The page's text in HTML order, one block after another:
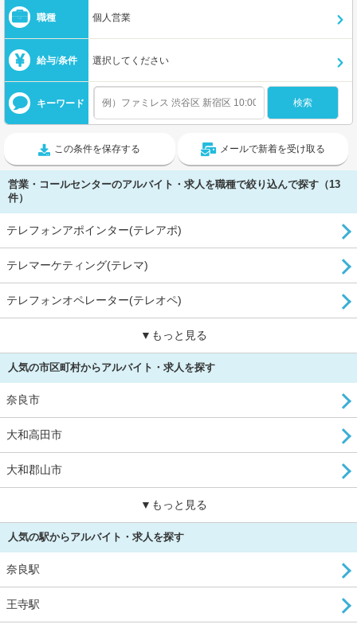
職種 個人営業
給与/条件 選択してください
キーワード
この条件を保存する メールで新着を受け取る
営業・コールセンターのアルバイト・求人を職種で絞り込んで探す（13
件）
テレフォンアポインター(テレアポ)
テレマーケティング(テレマ)
テレフォンオペレーター(テレオペ)
▼もっと見る
人気の市区町村からアルバイト・求人を探す
奈良市
大和高田市
大和郡山市
▼もっと見る
人気の駅からアルバイト・求人を探す
奈良駅
王寺駅